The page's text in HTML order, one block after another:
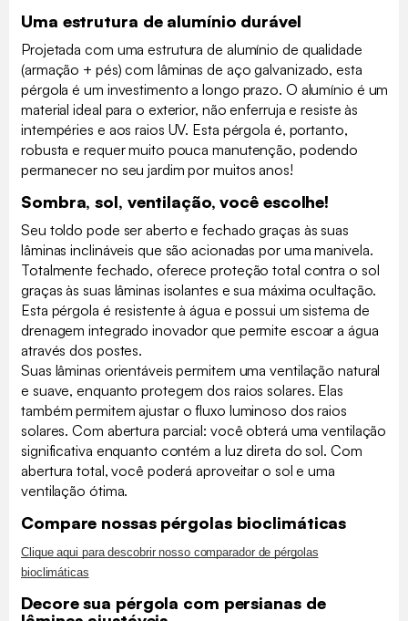
Uma estrutura de alumínio durável
Projetada com uma estrutura de alumínio de qualidade
(armação + pés) com lâminas de aço galvanizado, esta
pérgola é um investimento a longo prazo. O alumínio é um
material ideal para o exterior, não enferruja e resiste às
intempéries e aos raios UV. Esta pérgola é, portanto,
robusta e requer muito pouca manutenção, podendo
permanecer no seu jardim por muitos anos!
Sombra, sol, ventilação, você escolhe!
Seu toldo pode ser aberto e fechado graças às suas
lâminas inclináveis que são acionadas por uma manivela.
Totalmente fechado, oferece proteção total contra o sol
graças às suas lâminas isolantes e sua máxima ocultação.
Esta pérgola é resistente à água e possui um sistema de
drenagem integrado inovador que permite escoar a água
através dos postes.
Suas lâminas orientáveis permitem uma ventilação natural
e suave, enquanto protegem dos raios solares. Elas
também permitem ajustar o fluxo luminoso dos raios
solares. Com abertura parcial: você obterá uma ventilação
significativa enquanto contém a luz direta do sol. Com
abertura total, você poderá aproveitar o sol e uma
ventilação ótima.
Compare nossas pérgolas bioclimáticas
Clique aqui para descobrir nosso comparador de pérgolas
bioclimáticas
Decore sua pérgola com persianas de